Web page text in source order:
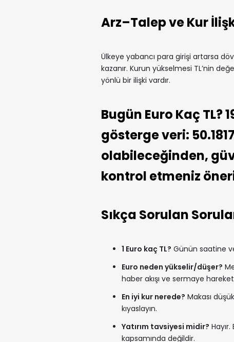
Arz–Talep ve Kur
Ülkeye yabancı para girişi artarsa
kazanır. Kurun yükselmesi TL’nin
yönlü bir ilişki vardır.
Bugün Euro Kaç TL?
gösterge veri:
olabileceğinden,
kontrol etmeniz
Sıkça Sorulan
1 Euro kaç TL? Günün saatine
Euro neden yükselir/düşer?
haber akışı ve sermaye
En iyi kur nerede? Makası
kıyaslayın.
Yatırım tavsiyesi midir?
kapsamında değildir.